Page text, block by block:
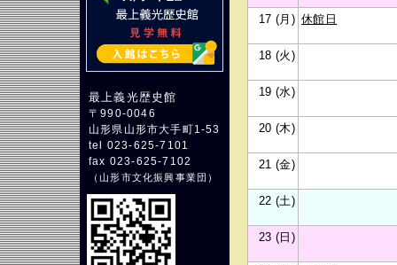
最上義光歴史館
〒990-0046
山形県山形市大手町1-53
tel 023-625-7101
fax 023-625-7102
（山形市文化振興事業団 ）
17 (月) 休館日
18 (火)
19 (水)
20 (木)
21 (金)
22 (土)
23 (日)